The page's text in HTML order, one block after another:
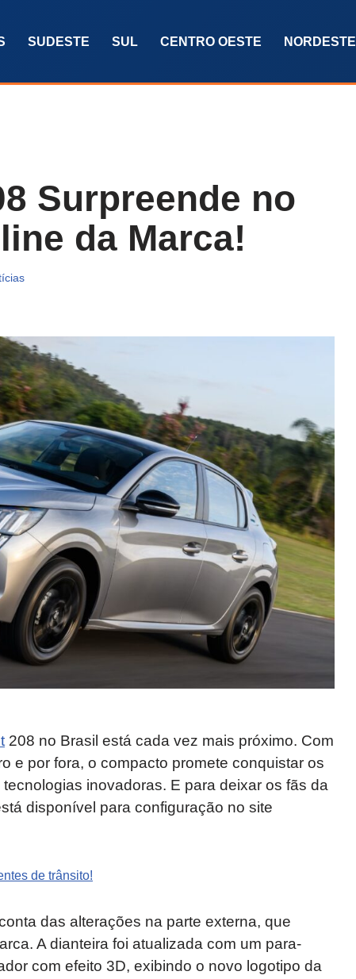
SUDESTE SUL CENTRO OESTE NORDESTE
Surpreende no
da Marca!
208 no Brasil está cada vez mais próximo. Com
e por fora, o compacto promete conquistar os
inovadoras. E para deixar os fãs da
disponível para configuração no site
de trânsito!
das alterações na parte externa, que
A dianteira foi atualizada com um para-
com efeito 3D, exibindo o novo logotipo da